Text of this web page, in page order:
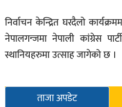
निर्वाचन केन्द्रित घरदैलो
नेपालगन्जमा नेपाली कांग्रेस
स्थानियहरुमा उत्साह जागेको छ ।
ताजा अपडेट